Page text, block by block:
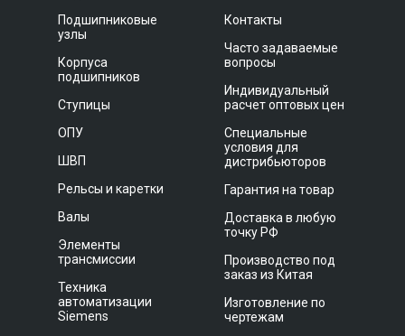
Подшипниковые
узлы
Корпуса
подшипников
Ступицы
ОПУ
ШВП
Рельсы и каретки
Валы
Элементы
трансмиссии
Техника
автоматизации
Siemens
Контакты
Часто задаваемые
вопросы
Индивидуальный
расчет оптовых цен
Специальные
условия для
дистрибьюторов
Гарантия на товар
Доставка в любую
точку РФ
Производство под
заказ из Китая
Изготовление по
чертежам